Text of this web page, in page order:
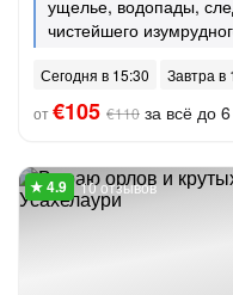
ущелье, водопады,
чистейшего
Сегодня в 15:30
Завтра в
от€105 €110 за всё до
10 отзывов